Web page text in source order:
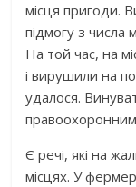
місця пригоди.
підмогу з числа
На той час, на
і вирушили на
удалося.
Є речі, які на
місцях. У